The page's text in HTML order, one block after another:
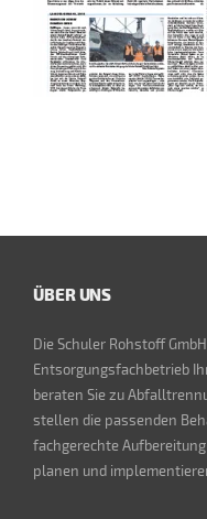
ÜBER UNS
Die Schuler Rohstoff
Entsorgungsfachbetrieb
beraten Sie zu
stellen die passenden
fachgerechte
planen und